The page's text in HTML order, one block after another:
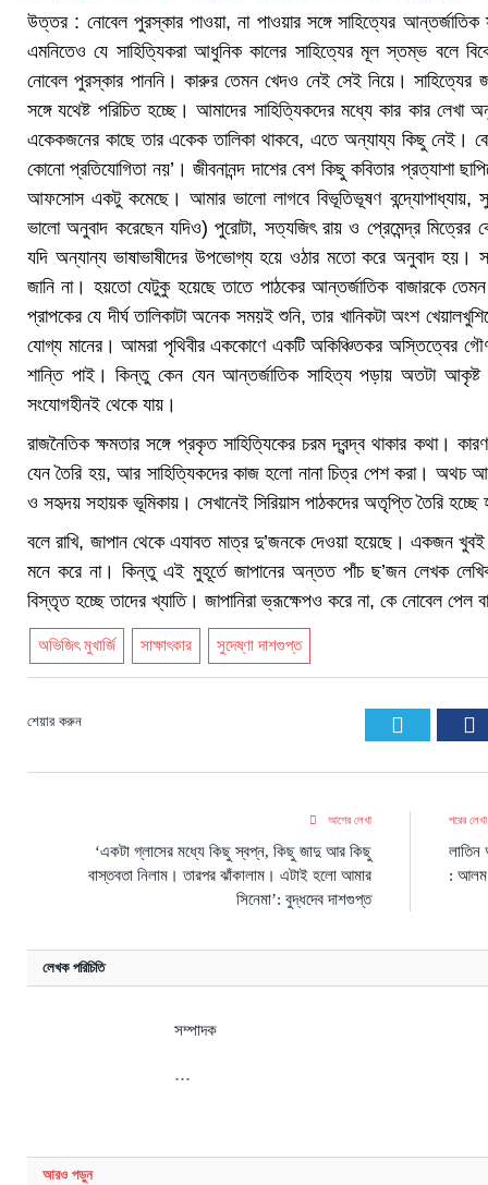
উত্তর : নোবেল পুরস্কার পাওয়া, না পাওয়ার সঙ্গে সাহিত্যের
এমনিতেও যে সাহিত্যিকরা আধুনিক কালের সাহিত্যের মূল স্তম্ভ বলে
নোবেল পুরস্কার পাননি। কারুর তেমন খেদও নেই সেই নিয়ে। সাহিত্যের
সঙ্গে যথেষ্ট পরিচিত হচ্ছে। আমাদের সাহিত্যিকদের মধ্যে কার কার
একেকজনের কাছে তার একেক তালিকা থাকবে, এতে অন্যায্য কিছু নেই।
কোনো প্রতিযোগিতা নয়’। জীবনানন্দ দাশের বেশ কিছু কবিতার প্রত্যাশা
আফসোস একটু কমেছে। আমার ভালো লাগবে বিভূতিভূষণ বন্দ্যোপাধ্যায়,
ভালো অনুবাদ করেছেন যদিও) পুরোটা, সত্যজিৎ রায় ও প্রেমেন্দ্র মিত্রের
যদি অন্যান্য ভাষাভাষীদের উপভোগ্য হয়ে ওঠার মতো করে অনুবাদ
জানি না। হয়তো যেটুকু হয়েছে তাতে পাঠকের আন্তর্জাতিক বাজারকে
প্রাপকের যে দীর্ঘ তালিকাটা অনেক সময়ই শুনি, তার খানিকটা অংশ
যোগ্য মানের। আমরা পৃথিবীর এককোণে একটি অকিঞ্চিতকর অস্তিত্বের গৌণ
শান্তি পাই। কিন্তু কেন যেন আন্তর্জাতিক সাহিত্য পড়ায় অতটা আকৃষ্ট
সংযোগহীনই থেকে যায়।
রাজনৈতিক ক্ষমতার সঙ্গে প্রকৃত সাহিত্যিকের চরম দ্বন্দ্ব থাকার কথা।
যেন তৈরি হয়, আর সাহিত্যিকদের কাজ হলো নানা চিত্র পেশ করা। অথচ
ও সহৃদয় সহায়ক ভূমিকায়। সেখানেই সিরিয়াস পাঠকদের অতৃপ্তি তৈরি
বলে রাখি, জাপান থেকে এযাবত মাত্র দু’জনকে দেওয়া হয়েছে। একজন
মনে করে না। কিন্তু এই মুহূর্তে জাপানের অন্তত পাঁচ ছ’জন লেখক
বিস্তৃত হচ্ছে তাদের খ্যাতি। জাপানিরা ভ্রূক্ষেপও করে না, কে নোবেল পেল
অভিজিৎ মুখার্জি সাক্ষাৎকার সুদেষ্ণা দাশগুপ্ত
শেয়ার করুন Twitter
আগের লেখা
‘একটা গ্লাসের মধ্যে কিছু স্বপ্ন, কিছু জাদু আর কিছু
বাস্তবতা নিলাম। তারপর ঝাঁকালাম। এটাই হলো আমার
সিনেমা’: বুদ্ধদেব দাশগুপ্ত
পরের
লাতিন
: আলম
লেখক পরিচিতি
সম্পাদক
...
আরও পড়ুন